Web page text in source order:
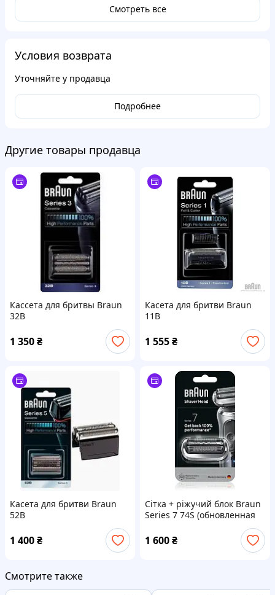
Смотреть все
Условия возврата
Уточняйте у продавца
Подробнее
Другие товары продавца
Кассета для бритвы Braun
32B
1 350₴
Касета для бритви Braun
11B
1 555₴
Касета для бритви Braun
52B
1 400₴
Сітка + ріжучий блок Braun
Series 7 74S (обновленная
1 600₴
Смотрите также